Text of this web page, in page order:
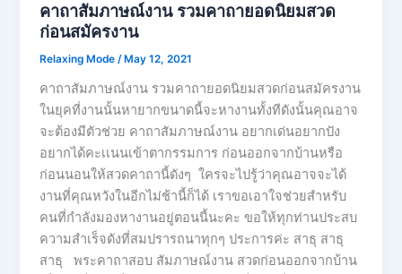
คาถาสัมภาษณ์งาน รวมคาถายอดนิยมสวด
ก่อนสมัครงาน
Relaxing Mode/ May 12, 2021
คาถาสัมภาษณ์งาน รวมคาถายอดนิยมสวดก่อนสมัครงาน
ในยุคที่งานนั้นหายากขนาดนี้จะหางานทั้งทีดังนั้นคุณอาจ
จะต้องมีตัวช่วย คาถาสัมภาษณ์งาน อยากเด่นอยากปัง
อยากได้คะเเนนเข้าตากรรมการ ก่อนออกจากบ้านหรือ
ก่อนนอนให้สวดคาถานี้ดังๆ ใครจะไปรู้ว่าคุณอาจจะได้
งานที่คุณหวังในอีกไม่ช้านี้ก็ได้ เราขอเอาใจช่วยสำหรับ
คนที่กำลังมองหางานอยู่ตอนนี้นะคะ ขอให้ทุกท่านประสบ
ความสำเร็จดังที่สมปรารถนาทุกๆ ประการค่ะ สาธุ สาธุ
สาธุ พระคาถาสอบ สัมภาษณ์งาน สวดก่อนออกจากบ้าน